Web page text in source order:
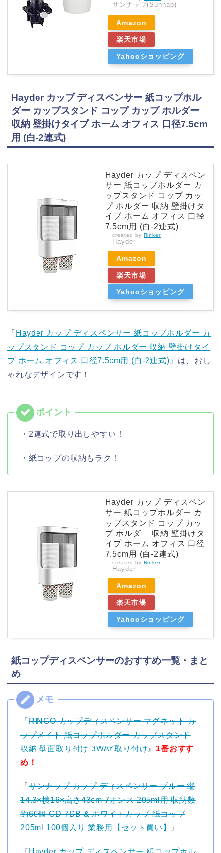
サンナップ(Sunnap)
Amazon
楽天市場
Yahooショッピング
Hayder カップ ディスペンサー 紙コップホル
ダー カップスタンド コップ カップ ホルダー
収納 壁掛けタイプ ホーム オフィス 口径7.5cm
用 (白-2連式)
Hayder カップ ディスペン
サー 紙コップホルダー カ
ップスタンド コップ カッ
プ ホルダー 収納 壁掛けタ
イプ ホーム オフィス 口径
7.5cm用 (白-2連式)
created by Rinker
Hayder
Amazon
楽天市場
Yahooショッピング
『 Hayder カップ ディスペンサー 紙コップホルダー カ
ップスタンド コップ カップ ホルダー 収納 壁掛けタイ
プ ホーム オフィス 口径7.5cm用 (白-2連式)』は、おし
ゃれなデザインです！
・2連式で取り出しやすい！
・紙コップの収納もラク！
Hayder カップ ディスペン
サー 紙コップホルダー カ
ップスタンド コップ カッ
プ ホルダー 収納 壁掛けタ
イプ ホーム オフィス 口径
7.5cm用 (白-2連式)
created by Rinker
Hayder
Amazon
楽天市場
Yahooショッピング
紙コップディスペンサーのおすすめ一覧・まと
め
『RINGO カップディスペンサー マグネット カ
ップメイト 紙コップホルダー カップスタンド
収納 壁面取り付け 3WAY取り付け』 1番おすす
め！
『サンナップ カップ ディスペンサー ブルー 縦
14.3×横16×高さ43cm 7オンス 205ml用 収納数
約60個 CD-7DB & ホワイトカップ 紙コップ
205ml 100個入り 業務用【セット買い】』